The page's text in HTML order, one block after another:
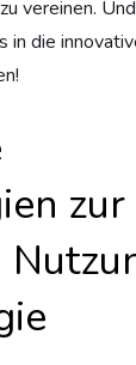
vereinen.
in die
zur